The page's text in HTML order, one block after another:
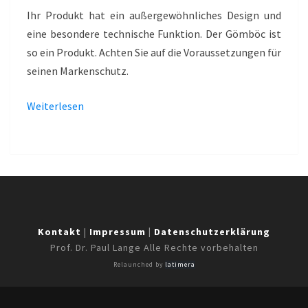
GÖMBÖC
Ihr Produkt hat ein außergewöhnliches Design und
eine besondere technische Funktion. Der Gömböc ist
so ein Produkt. Achten Sie auf die Voraussetzungen für
seinen Markenschutz.
Weiterlesen
Kontakt | Impressum | Datenschutzerklärung
Prof. Dr. Paul Lange Alle Rechte vorbehalten
Relaunched by latimera